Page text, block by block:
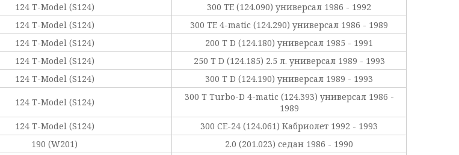
124 T-Model (S124)
300 TE (124.090) универсал 1986 - 1992
124 T-Model (S124)
300 TE 4-matic (124.290) универсал 1986 - 1989
124 T-Model (S124)
200 T D (124.180) универсал 1985 - 1991
124 T-Model (S124)
250 T D (124.185) 2.5 л. универсал 1989 - 1993
124 T-Model (S124) 300 T D (124.190) универсал 1989 - 1993
124 T-Model (S124)
300 T Turbo-D 4-matic (124.393) универсал 1986 -
1989
124 T-Model (S124)
300 CE-24 (124.061) Кабриолет 1992 - 1993
190 (W201)
2.0 (201.023) седан 1986 - 1990